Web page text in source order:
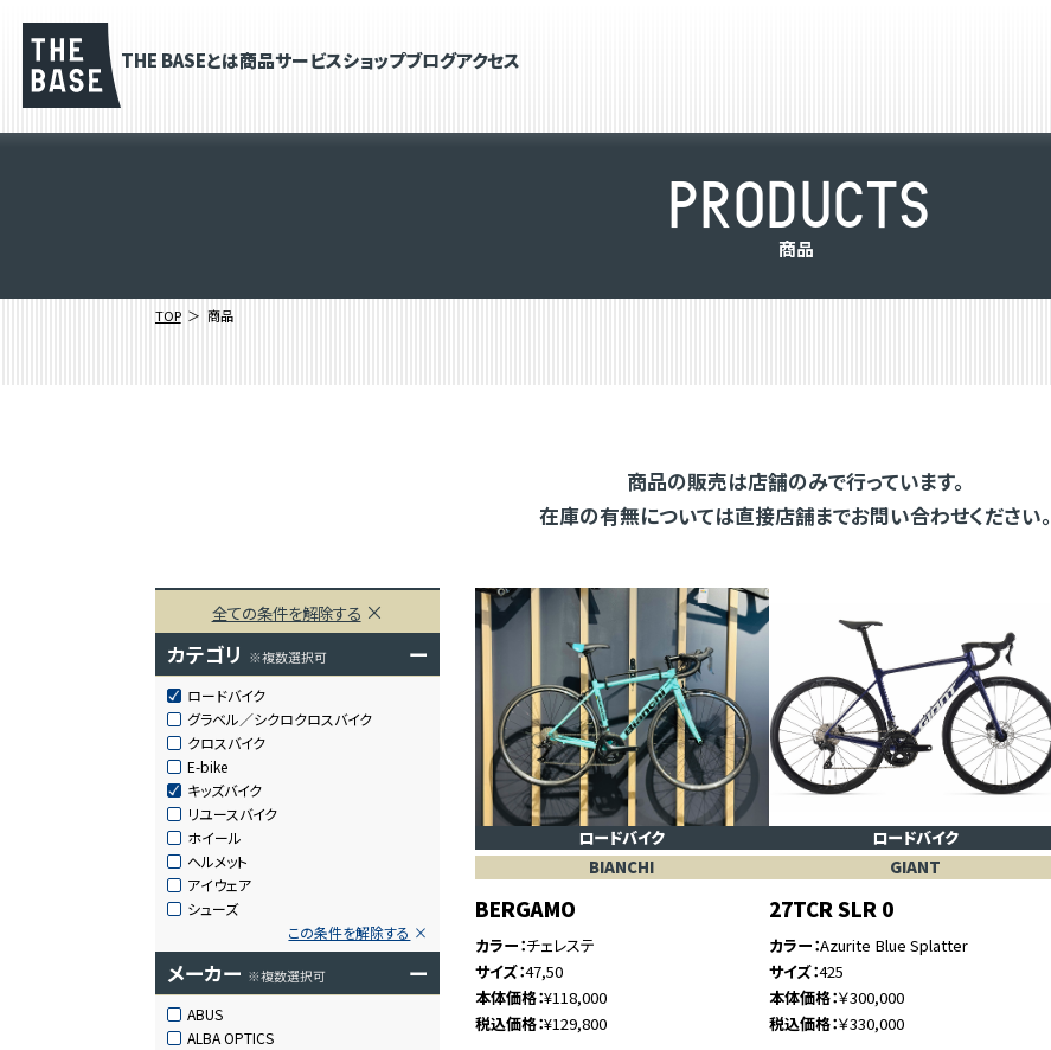
THE BASEとは商品サービスショップブログアクセス
PRODUCTS
商品
TOP 商品
商品の販売は店舗のみで行っています。
在庫の有無については直接店舗までお問い合わせください。
全ての条件を解除する
カテゴリ ※複数選択可 ー
ロードバイク
グラベル／シクロクロスバイク
クロスバイク
E-bike
キッズバイク
リユースバイク
ホイール
ヘルメット
アイウェア
シューズ
この条件を解除する
メーカー ※複数選択可 ー
ABUS
ALBA OPTICS
ロードバイク
BIANCHI
BERGAMO
カラー チェレステ
サイズ 47,50
本体価格 ¥118,000
税込価格 ¥129,800
ロードバイク
GIANT
27TCR SLR 0
カラー Azurite Blue Splatter
サイズ 425
本体価格 ￥300,000
税込価格 ￥330,000